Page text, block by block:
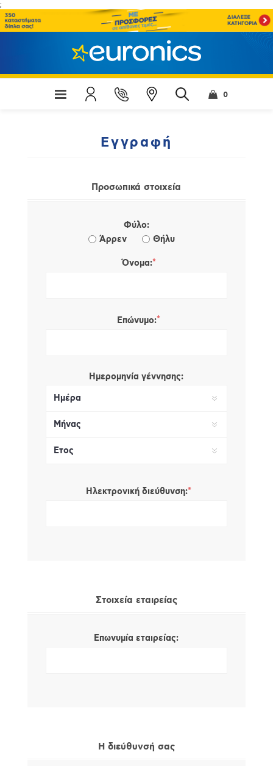
;
0
Εγγραφή
Προσωπικά στοιχεία
Φύλο:
Άρρεν
Θήλυ
Όνομα:*
Επώνυμο:*
Ημερομηνία γέννησης:
Ηλεκτρονική διεύθυνση:*
Στοιχεία εταιρείας
Επωνυμία εταιρείας:
Η διεύθυνσή σας